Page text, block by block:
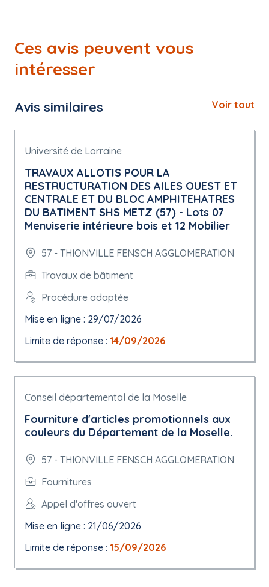
Ces avis peuvent vous
intéresser
Avis similaires Voir tout
Université de Lorraine
TRAVAUX ALLOTIS POUR LA
RESTRUCTURATION DES AILES OUEST ET
CENTRALE ET DU BLOC AMPHITEHATRES
DU BATIMENT SHS METZ (57) - Lots 07
Menuiserie intérieure bois et 12 Mobilier
57 - THIONVILLE FENSCH AGGLOMERATION
Travaux de bâtiment
Procédure adaptée
Mise en ligne : 29/07/2026
Limite de réponse : 14/09/2026
Conseil départemental de la Moselle
Fourniture d'articles promotionnels aux
couleurs du Département de la Moselle.
57 - THIONVILLE FENSCH AGGLOMERATION
Fournitures
Appel d'offres ouvert
Mise en ligne : 21/06/2026
Limite de réponse : 15/09/2026